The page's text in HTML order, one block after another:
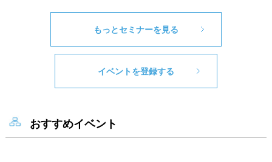
もっとセミナーを見る
イベントを登録する
おすすめイベント